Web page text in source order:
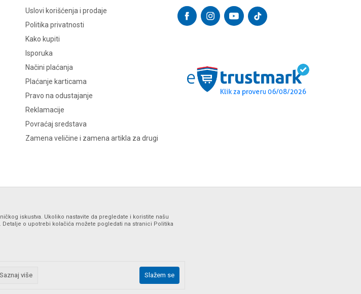
Uslovi korišćenja i prodaje
Politika privatnosti
Kako kupiti
Isporuka
Načini plaćanja
Plaćanje karticama
Pravo na odustajanje
Reklamacije
Povraćaj sredstava
Zamena veličine i zamena artikla za drugi
garantovati da su sve informacije kompletne i bez grešaka. Svi artikli prikazani na sajtu su deo naše
robe možete proveriti pozivom na broj podrške web shopa na tel. 064/647-81-86.
iskustva. Ukoliko nastavite da pregledate i koristite našu
o upotrebi kolačića možete pogledati na stranici Politika
Saznaj više Slažem se